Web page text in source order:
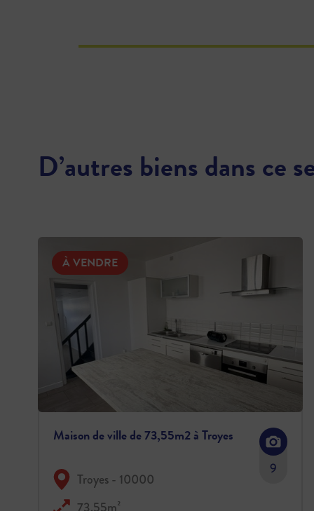
D’autres biens dans ce
À VENDRE
Maison de ville de 73,55m2 à Troyes
Troyes - 10000
73.55m²
9